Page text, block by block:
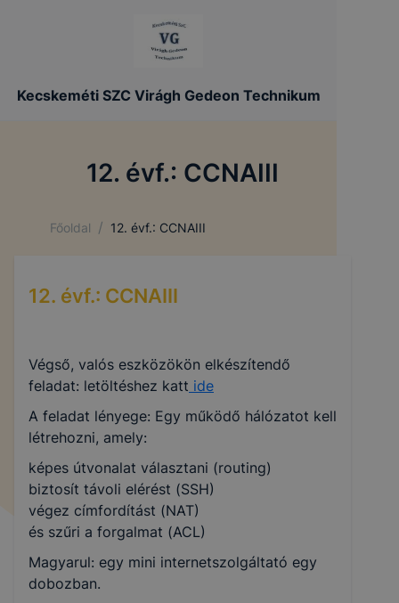
Kecskeméti SZC Virágh Gedeon Technikum
12. évf.: CCNAIII
Főoldal / 12. évf.: CCNAIII
12. évf.: CCNAIII
Végső, valós eszközökön elkészítendő
feladat: letöltéshez katt ide
A feladat lényege: Egy működő hálózatot kell
létrehozni, amely:
képes útvonalat választani (routing)
biztosít távoli elérést (SSH)
végez címfordítást (NAT)
és szűri a forgalmat (ACL)
Magyarul: egy mini internetszolgáltató egy
dobozban.